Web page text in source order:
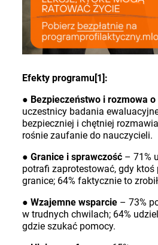
Efekty programu[1]:
● Bezpieczeństwo i rozmowa
uczestnicy badania
bezpieczniej i chętniej
rośnie zaufanie do nauczycieli.
●Granice i sprawczość – 71%
potrafi zaprotestować, gdy ktoś
granice; 64% faktycznie to
●Wzajemne wsparcie – 73%
w trudnych chwilach; 64%
gdzie szukać pomocy.